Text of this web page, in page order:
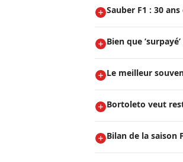
Sauber F1 : 30
Bien que
Le meilleur
Bortoleto veut
Bilan de la saison